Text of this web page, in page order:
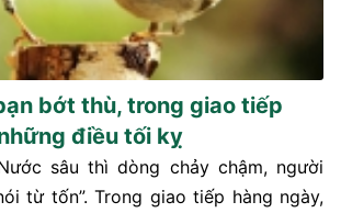
bớt thù, trong giao tiếp
điều tối kỵ
sâu thì dòng chảy chậm, người
từ tốn”. Trong giao tiếp hàng ngày,